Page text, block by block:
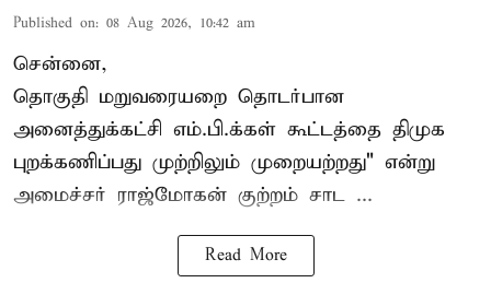
Published on: 08 Aug 2026, 10:42 am
சென்னை,
தொகுதி மறுவரையறை தொடர்பான
அனைத்துக்கட்சி எம்.பி.க்கள் கூட்டத்தை திமுக
புறக்கணிப்பது முற்றிலும் முறையற்றது" என்று
அமைச்சர் ராஜ்மோகன் குற்றம் சாட ...
Read More